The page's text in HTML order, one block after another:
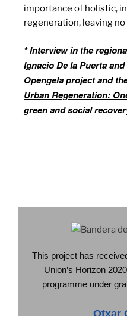
importance of holistic,
regeneration, leaving
* Interview in the
Ignacio De la Puerta
Opengela project and
Urban Regeneration:
green and social
This project has
Union’s Horizon
programme under
Otxar